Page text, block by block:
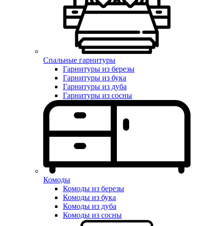
Спальные гарнитуры
Гарнитуры из березы
Гарнитуры из бука
Гарнитуры из дуба
Гарнитуры из сосны
Комоды
Комоды из березы
Комоды из бука
Комоды из дуба
Комоды из сосны